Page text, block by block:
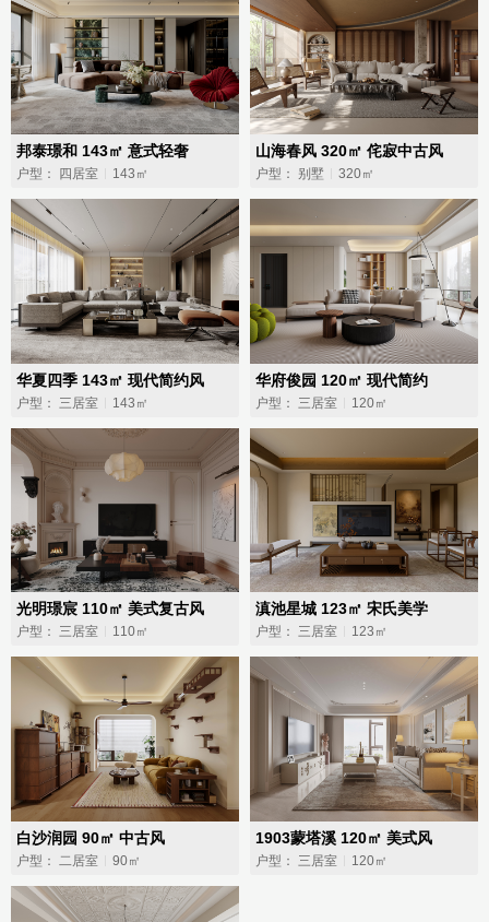
邦泰璟和 143㎡ 意式轻奢
户型： 四居室 143㎡
华夏四季 143㎡ 现代简约风
户型： 三居室 143㎡
光明璟宸 110㎡ 美式复古风
户型： 三居室 110㎡
白沙润园 90㎡ 中古风
户型： 二居室 90㎡
山海春风 320㎡ 侘寂中古风
户型： 别墅 320㎡
华府俊园 120㎡ 现代简约
户型： 三居室 120㎡
滇池星城 123㎡ 宋氏美学
户型： 三居室 123㎡
1903蒙塔溪 120㎡ 美式风
户型： 三居室 120㎡